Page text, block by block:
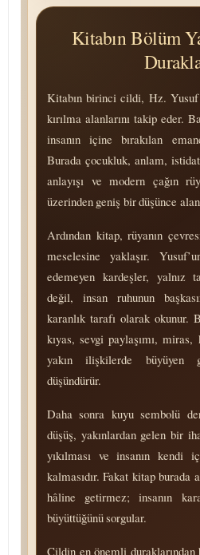
Kitabın Bölüm
Kitabın birinci cildi, Hz. Yusuf
kırılma alanlarını takip eder.
insanın içine bırakılan
Burada çocukluk, anlam,
anlayışı ve modern çağın
üzerinden geniş bir düşünce
Ardından kitap, rüyanın
meselesine yaklaşır.
edemeyen kardeşler, yalnız
değil, insan ruhunun
karanlık tarafı olarak okunur.
kıyas, sevgi paylaşımı,
yakın ilişkilerde büyüyen
düşündürür.
Daha sonra kuyu sembolü
düşüş, yakınlardan gelen bir
yıkılması ve insanın kendi
kalmasıdır. Fakat kitap burada
hâline getirmez; insanın
büyüttüğünü sorgular.
Cildin en önemli